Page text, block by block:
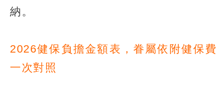
納。
2026健保負擔金額表，眷屬依附健保費
一次對照